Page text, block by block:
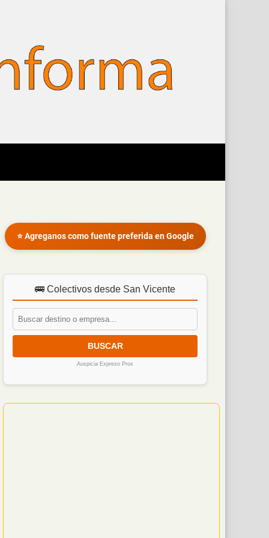
⭐ Agreganos como fuente preferida en Google
🚌 Colectivos desde San Vicente
BUSCAR
Auspicia Expreso Prox